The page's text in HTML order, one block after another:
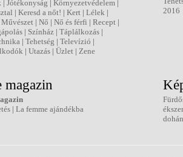
| Jótékonyság | Környezetvédelem |
| Keresd a nőt! | Kert | Lélek |
Művészet | Nő | Nő és férfi | Recept |
| Színház | Táplálkozás |
| Tehetség | Televízió |
| Utazás | Üzlet | Zene
2016
magazin
| La femme ajándékba